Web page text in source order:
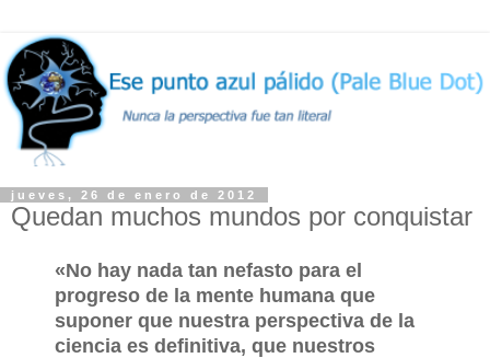
jueves, 26 de enero de 2012
Quedan muchos mundos por conquistar
«No hay nada tan nefasto para el
progreso de la mente humana que
suponer que nuestra perspectiva de la
ciencia es definitiva, que nuestros